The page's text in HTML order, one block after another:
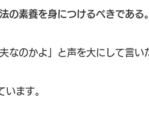
素養を身につけるべきである。
なのかよ」と声を大にして言い
ます。